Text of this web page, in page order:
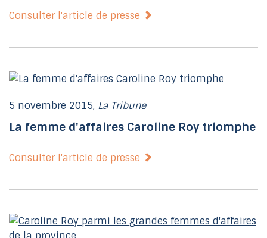
Consulter l'article de presse
5 novembre 2015, La Tribune
La femme d'affaires Caroline Roy triomphe
Consulter l'article de presse